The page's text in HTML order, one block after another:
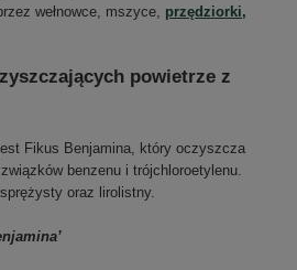
wełnowce, mszyce, przędziorki,
powietrze z
Fikus Benjamina, który oczyszcza
benzenu i trójchloroetylenu.
oraz lirolistny.